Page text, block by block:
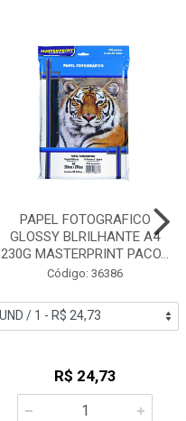
PAPEL FOTOGRAFICO
GLOSSY BLRILHANTE A4
230G MASTERPRINT PACO...
Código: 36386
R$ 24,73